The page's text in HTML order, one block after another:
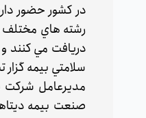
در كشور حضور
رشته هاي مختلف
دريافت مي كنند
سلامتي بيمه
مديرعامل شركت
صنعت بيمه